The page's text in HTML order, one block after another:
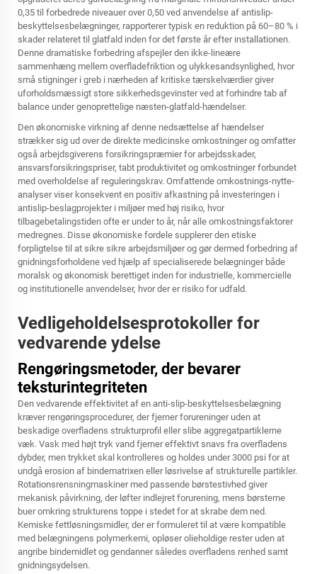
0,35 til forbedrede niveauer over 0,50 ved anvendelse af antislip-
beskyttelsesbelægninger, rapporterer typisk en reduktion på 60–80 % i
skader relateret til glatfald inden for det første år efter installationen.
Denne dramatiske forbedring afspejler den ikke-lineære
sammenhæng mellem overfladefriktion og ulykkesandsynlighed, hvor
små stigninger i greb i nærheden af kritiske tærskelværdier giver
uforholdsmæssigt store sikkerhedsgevinster ved at forhindre tab af
balance under genoprettelige næsten-glatfald-hændelser.
Den økonomiske virkning af denne nedsættelse af hændelser
strækker sig ud over de direkte medicinske omkostninger og omfatter
også arbejdsgiverens forsikringspræmier for arbejdsskader,
ansvarsforsikringspriser, tabt produktivitet og omkostninger forbundet
med overholdelse af reguleringskrav. Omfattende omkostnings-nytte-
analyser viser konsekvent en positiv afkastning på investeringen i
antislip-beslagprojekter i miljøer med høj risiko, hvor
tilbagebetalingstiden ofte er under to år, når alle omkostningsfaktorer
medregnes. Disse økonomiske fordele supplerer den etiske
forpligtelse til at sikre sikre arbejdsmiljøer og gør dermed forbedring af
gnidningsforholdene ved hjælp af specialiserede belægninger både
moralsk og økonomisk berettiget inden for industrielle, kommercielle
og institutionelle anvendelser, hvor der er risiko for udfald.
Vedligeholdelsesprotokoller for
vedvarende ydelse
Rengøringsmetoder, der bevarer
teksturintegriteten
Den vedvarende effektivitet af en anti-slip-beskyttelsesbelægning
kræver rengøringsprocedurer, der fjerner forureninger uden at
beskadige overfladens strukturprofil eller slibe aggregatpartiklerne
væk. Vask med højt tryk vand fjerner effektivt snavs fra overfladens
dybder, men trykket skal kontrolleres og holdes under 3000 psi for at
undgå erosion af bindematrixen eller løsrivelse af strukturelle partikler.
Rotationsrensningmaskiner med passende børstestivhed giver
mekanisk påvirkning, der løfter indlejret forurening, mens børsterne
buer omkring strukturens toppe i stedet for at skrabe dem ned.
Kemiske fettløsningsmidler, der er formuleret til at være kompatible
med belægningens polymerkemi, opløser olieholdige rester uden at
angribe bindemidlet og gendanner således overfladens renhed samt
gnidningsydelsen.